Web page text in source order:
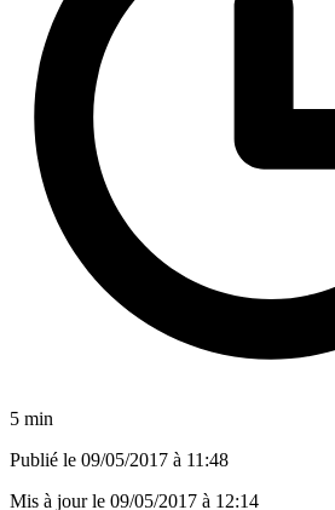
5 min
Publié le 09/05/2017 à 11:48
Mis à jour le 09/05/2017 à 12:14